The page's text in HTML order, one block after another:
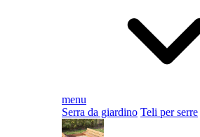
menu
Serra da giardino Teli per serre